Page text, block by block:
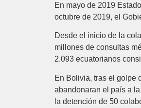
En mayo de 2019
octubre de 2019, el
Desde el inicio de la
millones de consultas
2.093 ecuatorianos
En Bolivia, tras el golpe
abandonaran el país a
la detención de 50